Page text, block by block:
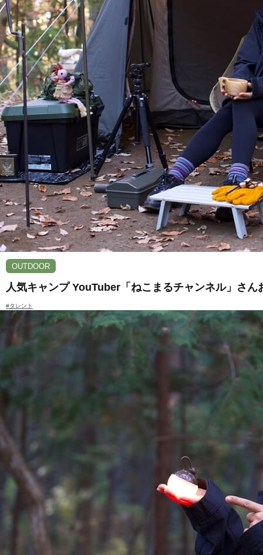
OUTDOOR
人気キャンプ YouTuber「ねこまるチャンネル」さ
#タレント